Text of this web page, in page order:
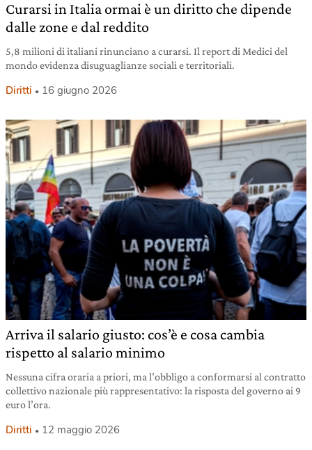
Curarsi in Italia ormai è un diritto che dipende
dalle zone e dal reddito
5,8 milioni di italiani rinunciano a curarsi. Il report di Medici del
mondo evidenza disuguaglianze sociali e territoriali.
Diritti 16 giugno 2026
Arriva il salario giusto: cos’è e cosa cambia
rispetto al salario minimo
Nessuna cifra oraria a priori, ma l’obbligo a conformarsi al contratto
collettivo nazionale più rappresentativo: la risposta del governo ai 9
euro l’ora.
Diritti 12 maggio 2026